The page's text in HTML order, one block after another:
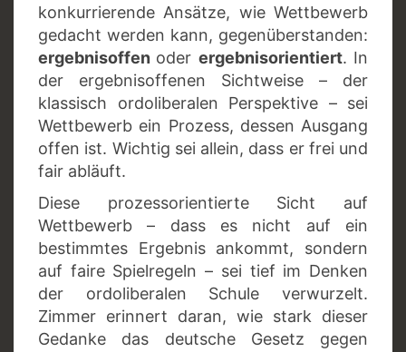
konkurrierende Ansätze, wie Wettbewerb
gedacht werden kann, gegenüberstanden:
ergebnisoffen oder ergebnisorientiert. In
der ergebnisoffenen Sichtweise – der
klassisch ordoliberalen Perspektive – sei
Wettbewerb ein Prozess, dessen Ausgang
offen ist. Wichtig sei allein, dass er frei und
fair abläuft.
Diese prozessorientierte Sicht auf
Wettbewerb – dass es nicht auf ein
bestimmtes Ergebnis ankommt, sondern
auf faire Spielregeln – sei tief im Denken
der ordoliberalen Schule verwurzelt.
Zimmer erinnert daran, wie stark dieser
Gedanke das deutsche Gesetz gegen